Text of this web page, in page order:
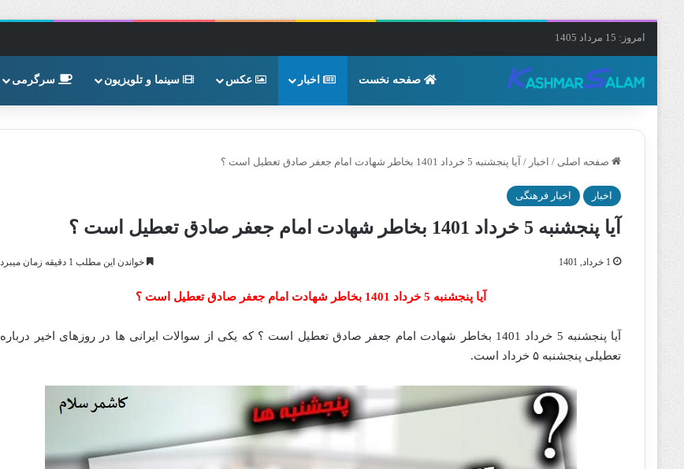
امروز: 15 مرداد 1405
صفحه نخست اخبار عکس سینما و تلویزیون سرگرمی
صفحه اصلی / اخبار / آیا پنجشنبه 5 خرداد 1401 بخاطر شهادت امام جعفر صادق تعطیل است ؟
اخبار اخبار فرهنگی
آیا پنجشنبه 5 خرداد 1401 بخاطر شهادت امام جعفر صادق تعطیل است ؟
1 خرداد, 1401 خواندن این مطلب 1 دقیقه زمان میبرد
آیا پنجشنبه 5 خرداد 1401 بخاطر شهادت امام جعفر صادق تعطیل است ؟
آیا پنجشنبه 5 خرداد 1401 بخاطر شهادت امام جعفر صادق تعطیل است ؟ که یکی از سوالات ایرانی‌ ها در روزهای اخیر درباره
تعطیلی پنجشنبه ۵ خرداد است.